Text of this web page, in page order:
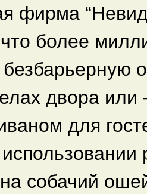
фирма
более
двора
для
собачий